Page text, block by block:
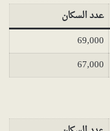
عدد السكان
69,000
67,000